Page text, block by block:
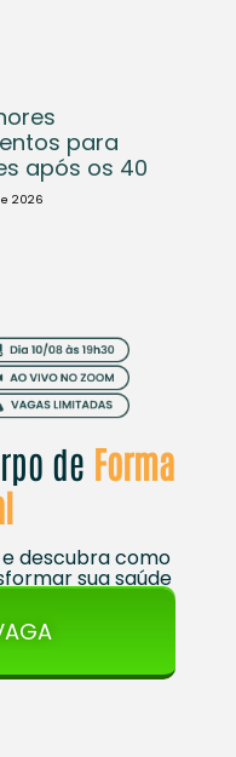
para
após os 40
2026
de Forma
descubra como
sua saúde